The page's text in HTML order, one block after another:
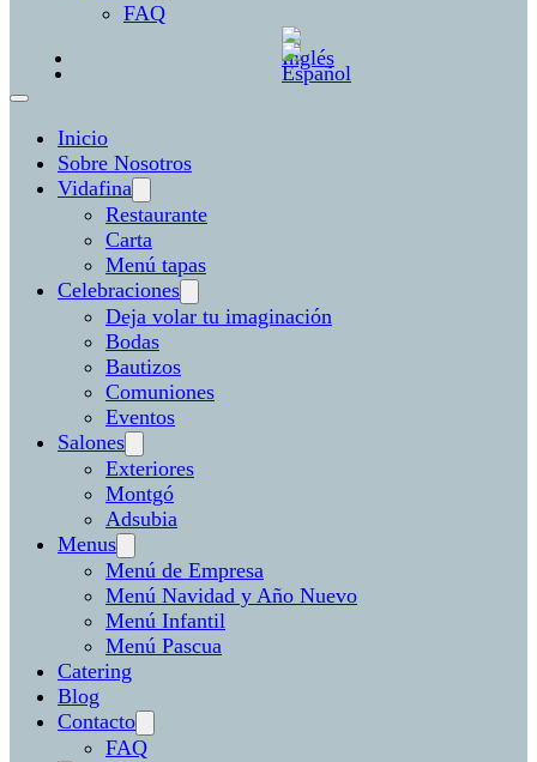
FAQ
Inicio
Sobre Nosotros
Vidafina
Restaurante
Carta
Menú tapas
Celebraciones
Deja volar tu imaginación
Bodas
Bautizos
Comuniones
Eventos
Salones
Exteriores
Montgó
Adsubia
Menus
Menú de Empresa
Menú Navidad y Año Nuevo
Menú Infantil
Menú Pascua
Catering
Blog
Contacto
FAQ